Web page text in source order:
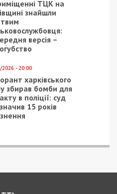
мовної школи